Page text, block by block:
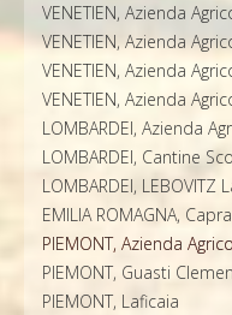
VENETIEN, Azienda
VENETIEN, Azienda
VENETIEN, Azienda
VENETIEN, Azienda
LOMBARDEI, Azienda
LOMBARDEI, Cantine
LOMBARDEI, LEBOVITZ
EMILIA ROMAGNA,
PIEMONT, Azienda
PIEMONT, Guasti
PIEMONT, Laficaia